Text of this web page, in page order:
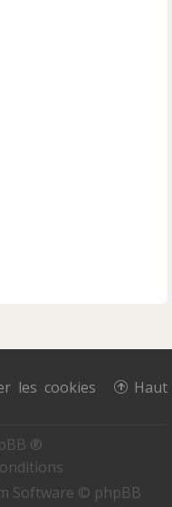
Haut
les cookies
®
Software © phpBB